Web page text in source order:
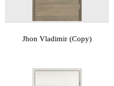
Jhon Vladimir (Copy)